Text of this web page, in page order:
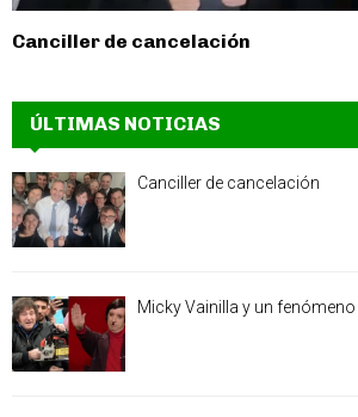
Canciller de cancelación
ÚLTIMAS NOTICIAS
Canciller de cancelación
Micky Vainilla y un